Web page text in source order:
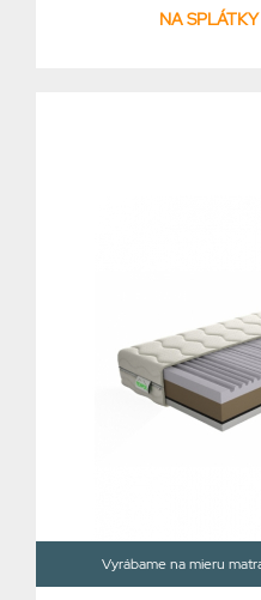
NA
Vyrábame na mieru